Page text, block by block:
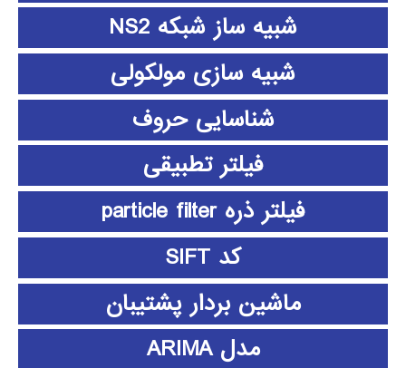
شبیه ساز شبکه NS2
شبیه سازی مولکولی
شناسایی حروف
فیلتر تطبیقی
فیلتر ذره particle filter
کد SIFT
ماشین بردار پشتیبان
مدل ARIMA